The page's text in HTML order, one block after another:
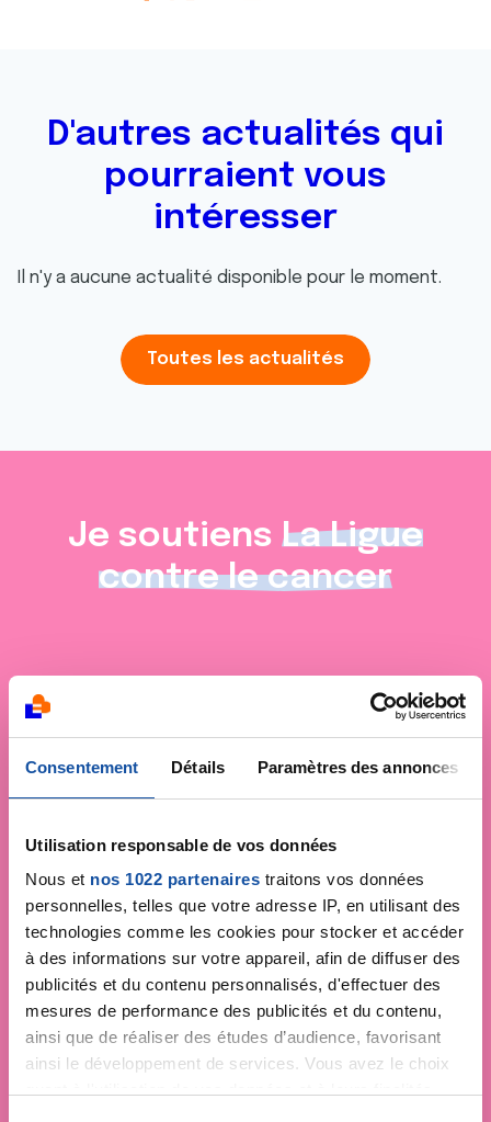
Consentement Détails Paramètres des annonces
Utilisation responsable de vos données
Nous et nos 1022 partenaires traitons vos données
personnelles, telles que votre adresse IP, en utilisant des
technologies comme les cookies pour stocker et accéder
à des informations sur votre appareil, afin de diffuser des
publicités et du contenu personnalisés, d'effectuer des
mesures de performance des publicités et du contenu,
ainsi que de réaliser des études d’audience, favorisant
ainsi le développement de services. Vous avez le choix
D'autres actualités qui
pourraient vous
intéresser
Il n'y a aucune actualité disponible pour le moment.
Toutes les actualités
Je soutiens La Ligue
contre le cancer